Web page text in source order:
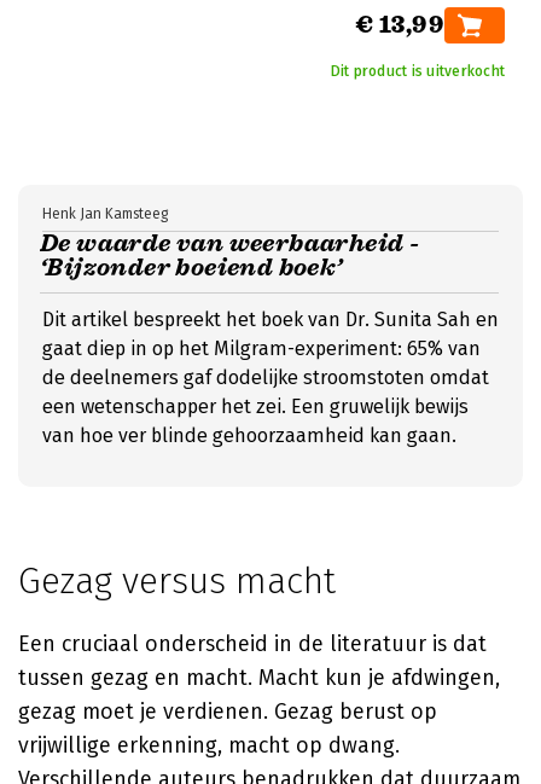
€ 13,99
Dit product is uitverkocht
De waarde van weerbaarheid -
‘Bijzonder boeiend boek’
Henk Jan Kamsteeg
Dit artikel bespreekt het boek van Dr. Sunita Sah en
gaat diep in op het Milgram-experiment: 65% van
de deelnemers gaf dodelijke stroomstoten omdat
een wetenschapper het zei. Een gruwelijk bewijs
van hoe ver blinde gehoorzaamheid kan gaan.
Gezag versus macht
Een cruciaal onderscheid in de literatuur is dat
tussen gezag en macht. Macht kun je afdwingen,
gezag moet je verdienen. Gezag berust op
vrijwillige erkenning, macht op dwang.